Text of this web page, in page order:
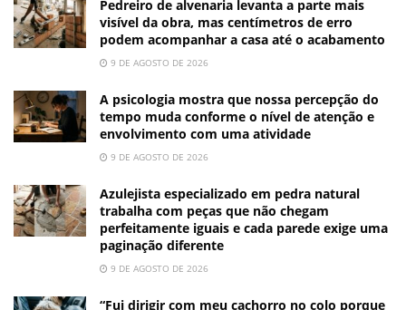
Pedreiro de alvenaria levanta a parte mais
visível da obra, mas centímetros de erro
podem acompanhar a casa até o acabamento
9 DE AGOSTO DE 2026
A psicologia mostra que nossa percepção do
tempo muda conforme o nível de atenção e
envolvimento com uma atividade
9 DE AGOSTO DE 2026
Azulejista especializado em pedra natural
trabalha com peças que não chegam
perfeitamente iguais e cada parede exige uma
paginação diferente
9 DE AGOSTO DE 2026
“Fui dirigir com meu cachorro no colo porque